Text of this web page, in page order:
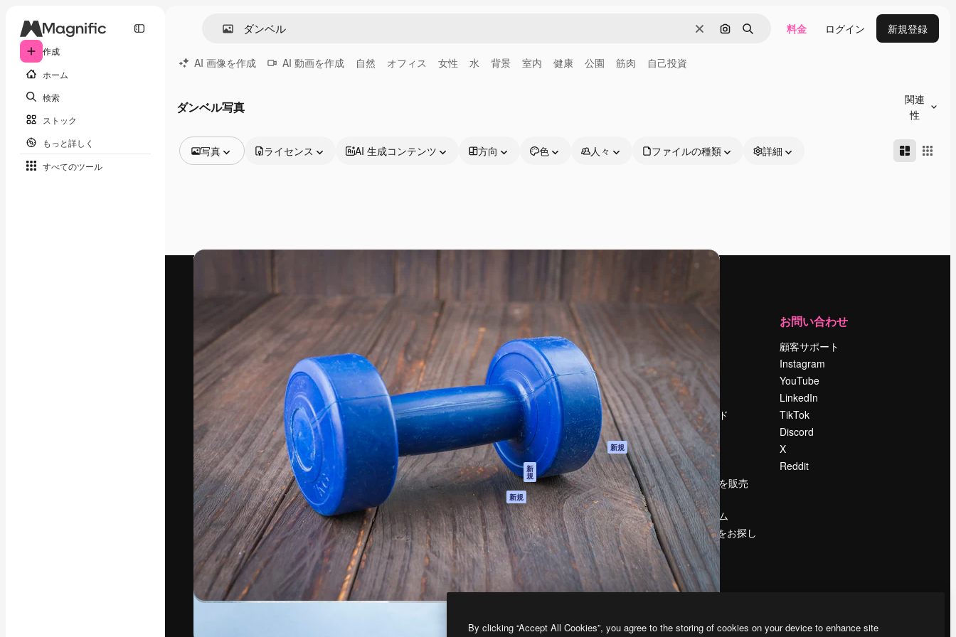
作成
ホーム
検索
ストック
もっと詳しく
すべてのツール
消去 画像で検索
検索 料金 ログイン 新規登録
AI 画像を作成 AI 動画を作成 自然 オフィス 女性 水 背景 室内 健康 公園 筋肉 自己投資
ダンベル写真
関連
性
写真
動画
ライセンス AI 生成コンテンツ 方向 色 人々 ファイルの種類 詳細
最高のクリエイティブ制作を導くためのプラ
ットフォーム。クリエイター、企業、代理
店、スタジオを含む100万人以上が利用して
います。
日本語
製品
Spaces
AI アシスタント
AI 画像生成ツール
AI 動画生成ツール
AI 音声合成ツール
ストックコンテン
ツ
Claude/ChatGPT
向けMCP
新
規
エージェント 新規
API
モバイルアプリ
すべてのMagnificツ
ール
はじめに
Academy
ドキュメント
サポート
利用規約
プライバシーポリ
シー
オリジナル 新規
クッキーポリシー
トラストセンター
アフィリエイト
法人向け
運営
会社概要
Reviews
採用情報
検索トレンド
ブログ
イベント
Slidesgo
コンテンツを販売
する
プレスルーム
magnific.aiをお探し
ですか？
お問い合わせ
顧客サポート
Instagram
YouTube
LinkedIn
TikTok
Discord
X
Reddit
Copyright © 2010- Freepik Company S.L.U.無断複写・転載を禁じます
By clicking “Accept All Cookies”, you agree to the storing of cookies on your device to enhance site